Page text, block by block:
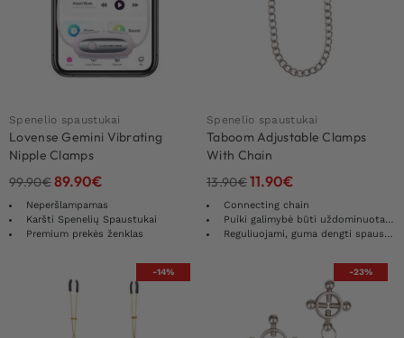
Spenelio spaustukai
Lovense Gemini Vibrating
Nipple Clamps
99.90€89.90€
Neperšlampamas
Karšti Spenelių Spaustukai
Premium prekės ženklas
Spenelio spaustukai
Taboom Adjustable Clamps
With Chain
13.90€11.90€
Connecting chain
Puiki galimybė būti uždominuotam/ai
Reguliuojami, guma dengti spaustukai
-14% -23%